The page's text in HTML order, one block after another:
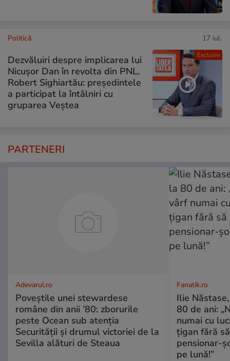
Exclusiv
Politică 17 iul.
Dezvăluiri despre implicarea lui
Nicușor Dan în revolta din PNL.
Robert Sighiartău: președintele
a participat la întâlniri cu
gruparea Veștea
PARTENERI
Adevarul.ro
Poveștile unei stewardese
române din anii ’80: zborurile
peste Ocean sub atenția
Securității și drumul victoriei de la
Sevilla alături de Steaua
Fanatik.ro
Ilie
80 de ani:
numai cu
țigan fără
pensionar-
pe lună!”